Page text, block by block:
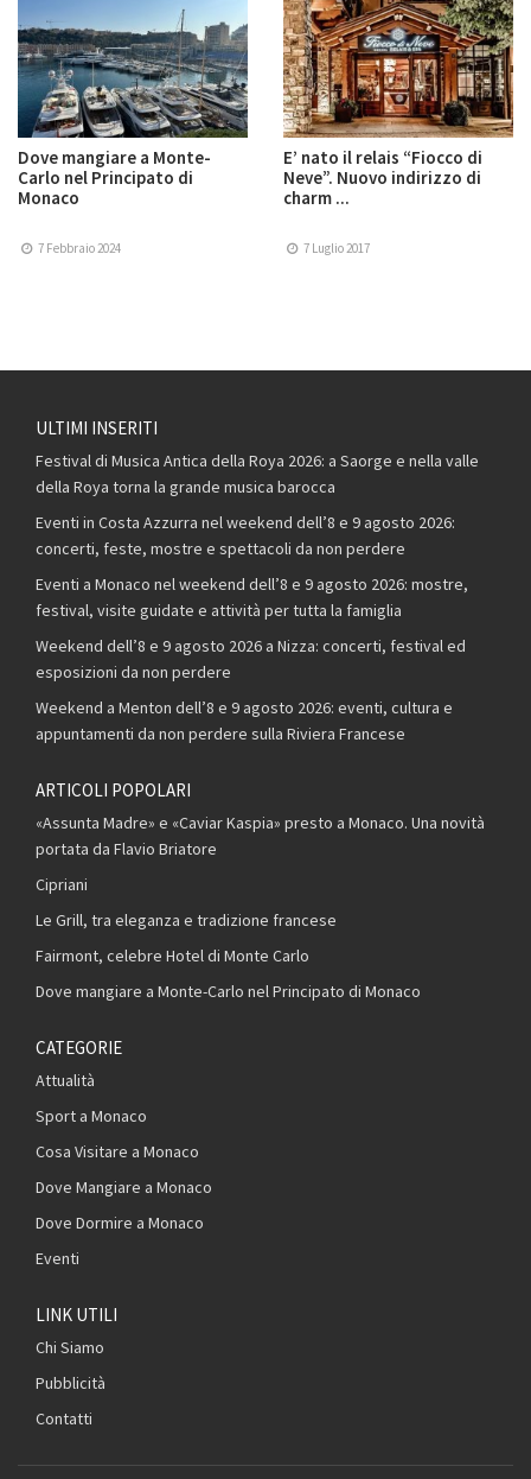
Dove mangiare a Monte-
Carlo nel Principato di
Monaco
7 Febbraio 2024
E’ nato il relais “Fiocco di
Neve”. Nuovo indirizzo di
charm ...
7 Luglio 2017
ULTIMI INSERITI
Festival di Musica Antica della Roya 2026: a Saorge e nella valle
della Roya torna la grande musica barocca
Eventi in Costa Azzurra nel weekend dell’8 e 9 agosto 2026:
concerti, feste, mostre e spettacoli da non perdere
Eventi a Monaco nel weekend dell’8 e 9 agosto 2026: mostre,
festival, visite guidate e attività per tutta la famiglia
Weekend dell’8 e 9 agosto 2026 a Nizza: concerti, festival ed
esposizioni da non perdere
Weekend a Menton dell’8 e 9 agosto 2026: eventi, cultura e
appuntamenti da non perdere sulla Riviera Francese
ARTICOLI POPOLARI
«Assunta Madre» e «Caviar Kaspia» presto a Monaco. Una novità
portata da Flavio Briatore
Cipriani
Le Grill, tra eleganza e tradizione francese
Fairmont, celebre Hotel di Monte Carlo
Dove mangiare a Monte-Carlo nel Principato di Monaco
CATEGORIE
Attualità
Sport a Monaco
Cosa Visitare a Monaco
Dove Mangiare a Monaco
Dove Dormire a Monaco
Eventi
LINK UTILI
Chi Siamo
Pubblicità
Contatti